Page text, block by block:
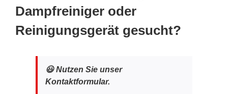
Dampfreiniger oder
Reinigungsgerät gesucht?
😃 Nutzen Sie unser
Kontaktformular.